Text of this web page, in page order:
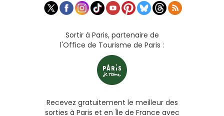
Sortir à Paris, partenaire de
l'Office de Tourisme de Paris :
Recevez gratuitement le meilleur des
sorties à Paris et en Île de France avec